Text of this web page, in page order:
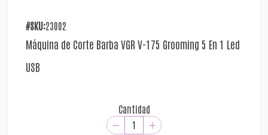
#SKU:23002
Máquina de Corte Barba VGR V-175 Grooming 5 En 1 Led
USB
Cantidad